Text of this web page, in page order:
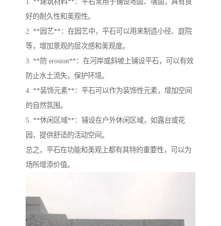
好的耐久性和美观性。
2. **园艺**：在园艺中，平石可以用来制造小径、庭院
等，增加景观的层次感和美观度。
3. **防 erosion**：在河岸或斜坡上铺设平石，可以有效
防止水土流失，保护环境。
4. **装饰元素**：平石可以作为装饰性元素，增加空间
的自然氛围。
5. **休闲区域**：铺设在户外休闲区域，如露台或花
园，提供舒适的活动空间。
总之，平石在功能和美观上都有其特的重要性，可以为
场所增添价值。